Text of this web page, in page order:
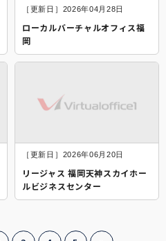
［更新日］2026年04月28日
ローカルバーチャルオフィス福
岡
［更新日］2026年06月20日
リージャス 福岡天神スカイホー
ルビジネスセンター